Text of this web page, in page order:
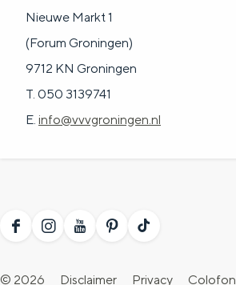
Nieuwe Markt 1
(Forum Groningen)
9712 KN Groningen
T. 050 3139741
E. info@vvvgroningen.nl
F
I
Y
T
© 2026 Disclaimer Privacy Colofon